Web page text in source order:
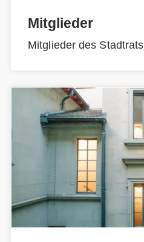
Mitglieder
Mitglieder des Stadtrats